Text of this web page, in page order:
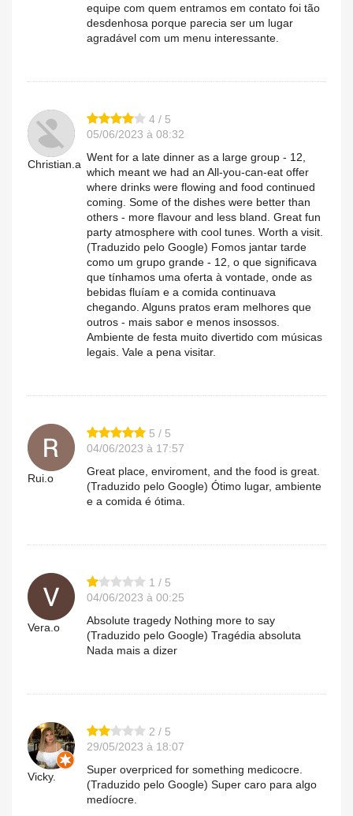
equipe com quem entramos em contato foi tão
desdenhosa porque parecia ser um lugar
agradável com um menu interessante.
Christian.a
4 / 5
05/06/2023 à 08:32
Went for a late dinner as a large group - 12,
which meant we had an All-you-can-eat offer
where drinks were flowing and food continued
coming. Some of the dishes were better than
others - more flavour and less bland. Great fun
party atmosphere with cool tunes. Worth a visit.
(Traduzido pelo Google) Fomos jantar tarde
como um grupo grande - 12, o que significava
que tínhamos uma oferta à vontade, onde as
bebidas fluíam e a comida continuava
chegando. Alguns pratos eram melhores que
outros - mais sabor e menos insossos.
Ambiente de festa muito divertido com músicas
legais. Vale a pena visitar.
Rui.o
5 / 5
04/06/2023 à 17:57
Great place, enviroment, and the food is great.
(Traduzido pelo Google) Ótimo lugar, ambiente
e a comida é ótima.
Vera.o
1 / 5
04/06/2023 à 00:25
Absolute tragedy Nothing more to say
(Traduzido pelo Google) Tragédia absoluta
Nada mais a dizer
Vicky.
2 / 5
29/05/2023 à 18:07
Super overpriced for something medicocre.
(Traduzido pelo Google) Super caro para algo
medíocre.